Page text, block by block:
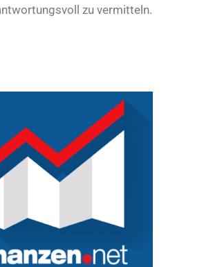
zu vermitteln.